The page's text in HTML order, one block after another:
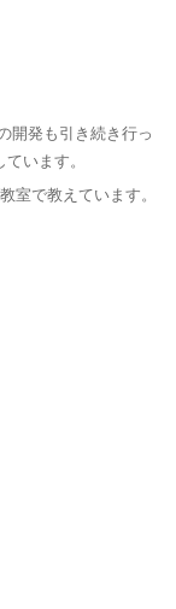
開発も引き続き行っ
います。
室で教えています。